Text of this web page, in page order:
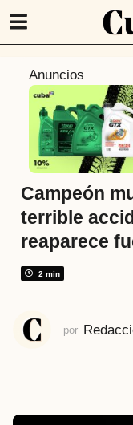
r
á
s
1
a
a
Anuncios
Campeón
terrible
reaparece
2 min
por